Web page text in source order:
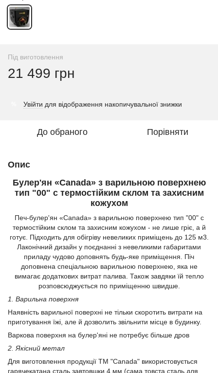
Під виготовлення
21 499 грн
Увійти для відображення накопичувальної знижки
До обраного Порівняти
Опис
Булер'ян «Canada» з варильною поверхнею
тип "00" c термостійким склом та захисним
кожухом
Печ-булер'ян «Canada» з варильною поверхнею тип "00" c
термостійким склом та захисним кожухом - не лише гріє, а й
готує. Підходить для обігріву невеликих приміщень до 125 м3.
Лаконічний дизайн у поєднанні з невеликими габаритами
приладу чудово доповнять будь-яке приміщення. Піч
доповнена спеціальною варильною поверхнею, яка не
вимагає додаткових витрат палива. Також завдяки їй тепло
розповсюджується по приміщенню швидше.
1. Варильна поверхня
Наявність варильної поверхні не тільки скоротить витрати на
приготування їжі, але й дозволить звільнити місце в будинку.
Варкова поверхня на булер'яні не потребує більше дров
2. Якісний метал
Для виготовлення продукції ТМ "Canada" використовується
гарячекатана сталь завтовшки 4 мм (сама товста сталь для